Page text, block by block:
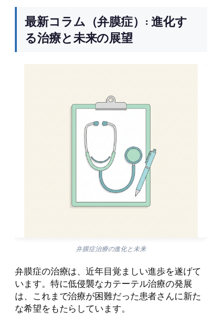
最新コラム（弁膜症）: 進化す
る治療と未来の展望
弁膜症治療の進化と未来
弁膜症の治療は、近年目覚ましい進歩を遂げて
います。特に低侵襲なカテーテル治療の発展
は、これまで治療が困難だった患者さんに新た
な希望をもたらしています。